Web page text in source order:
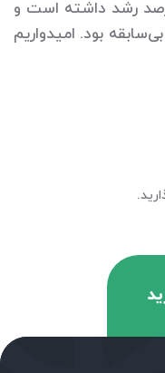
تولید فولاد حدود 5.5 درصد رشد داشته است و
بی‌سابقه بود. امیدواریم